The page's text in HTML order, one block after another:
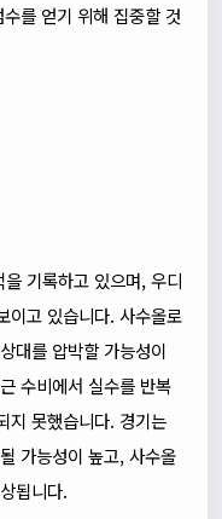
를 얻기 위해 집중할 것
기록하고 있으며, 우디
이고 있습니다. 사수올로
대를 압박할 가능성이
수비에서 실수를 반복
지 못했습니다. 경기는
가능성이 높고, 사수올
됩니다.